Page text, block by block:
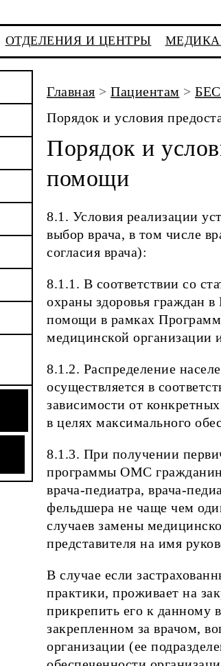
ОТДЕЛЕНИЯ И ЦЕНТРЫ
Главная > Пациентам >
Порядок и условия
Порядок и
помощи
8.1. Условия реализации
выбор врача, в том числе
согласия врача):
8.1.1. В соответствии со
охраны здоровья граждан
помощи в рамках
медицинской организации
8.1.2. Распределение
осуществляется в
зависимости от
в целях максимального
8.1.3. При получении
программы ОМС гражданин
врача-педиатра, врача-
фельдшера не чаще чем
случаев замены
представителя на имя
В случае если
практики, проживает на
прикрепить его к данному
закрепленном за врачом,
организации (ее